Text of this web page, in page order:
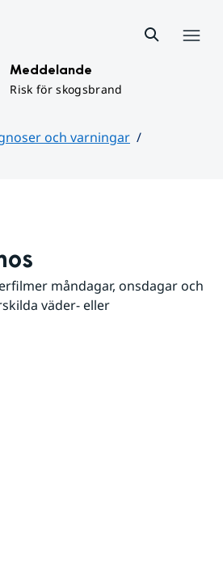
Meddelande
Risk för skogsbrand
och varningar
måndagar, onsdagar och
väder- eller